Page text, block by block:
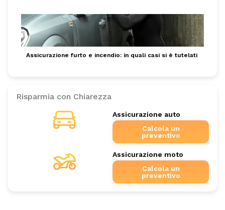
Assicurazione furto e incendio: in quali casi si è tutelati
Risparmia con Chiarezza
Assicurazione auto
Calcola un
preventivo
Assicurazione moto
Calcola un
preventivo